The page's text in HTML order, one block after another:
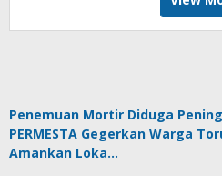
Penemuan Mortir Diduga
PERMESTA Gegerkan Warga
Amankan Loka…